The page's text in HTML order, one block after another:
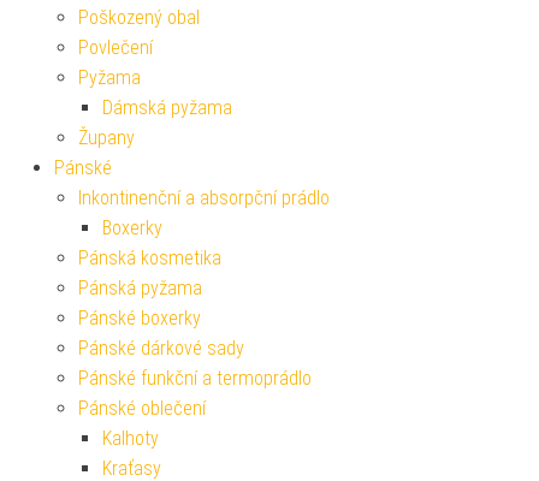
Poškozený obal
Povlečení
Pyžama
Dámská pyžama
Župany
Pánské
Inkontinenční a absorpční prádlo
Boxerky
Pánská kosmetika
Pánská pyžama
Pánské boxerky
Pánské dárkové sady
Pánské funkční a termoprádlo
Pánské oblečení
Kalhoty
Kraťasy